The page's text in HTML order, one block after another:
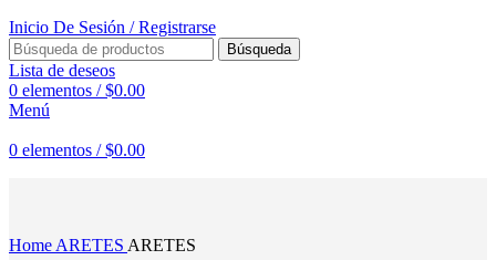
Inicio De Sesión / Registrarse
Búsqueda
Lista de deseos
0 elementos / $0.00
Menú
0 elementos / $0.00
Home ARETES ARETES